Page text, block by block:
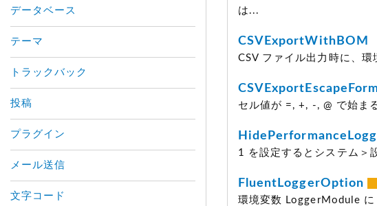
は...
CSVExportWithBOM
CSV ファイル出力時に、
セル値が =, +, -, @ で始ま
1 を設定するとシステム＞
FluentLoggerOption
環境変数 LoggerModule
データベース
テーマ
トラックバック
投稿
プラグイン
メール送信
文字コード